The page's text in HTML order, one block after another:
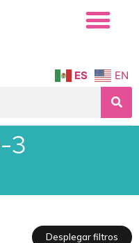
ES EN
3
Desplegar filtros